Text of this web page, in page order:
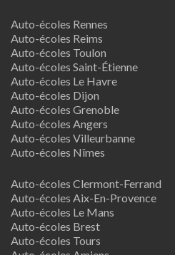
Auto-écoles Rennes
Auto-écoles Reims
Auto-écoles Toulon
Auto-écoles Saint-Étienne
Auto-écoles Le Havre
Auto-écoles Dijon
Auto-écoles Grenoble
Auto-écoles Angers
Auto-écoles Villeurbanne
Auto-écoles Nîmes
Auto-écoles Clermont-Ferrand
Auto-écoles Aix-En-Provence
Auto-écoles Le Mans
Auto-écoles Brest
Auto-écoles Tours